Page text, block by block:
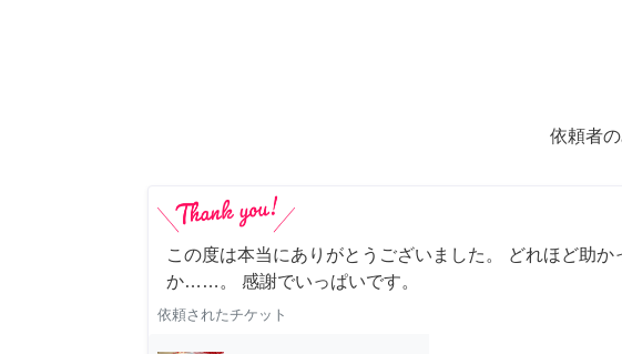
依頼者
この度は本当にありがとうございました。 どれほど助か
か……。 感謝でいっぱいです。
依頼されたチケット